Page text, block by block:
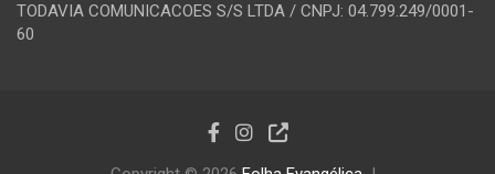
TODAVIA COMUNICACOES S/S LTDA / CNPJ: 04.799.249/0001-
60